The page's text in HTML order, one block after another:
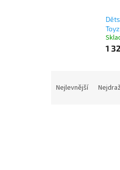
1
Nejlevnější